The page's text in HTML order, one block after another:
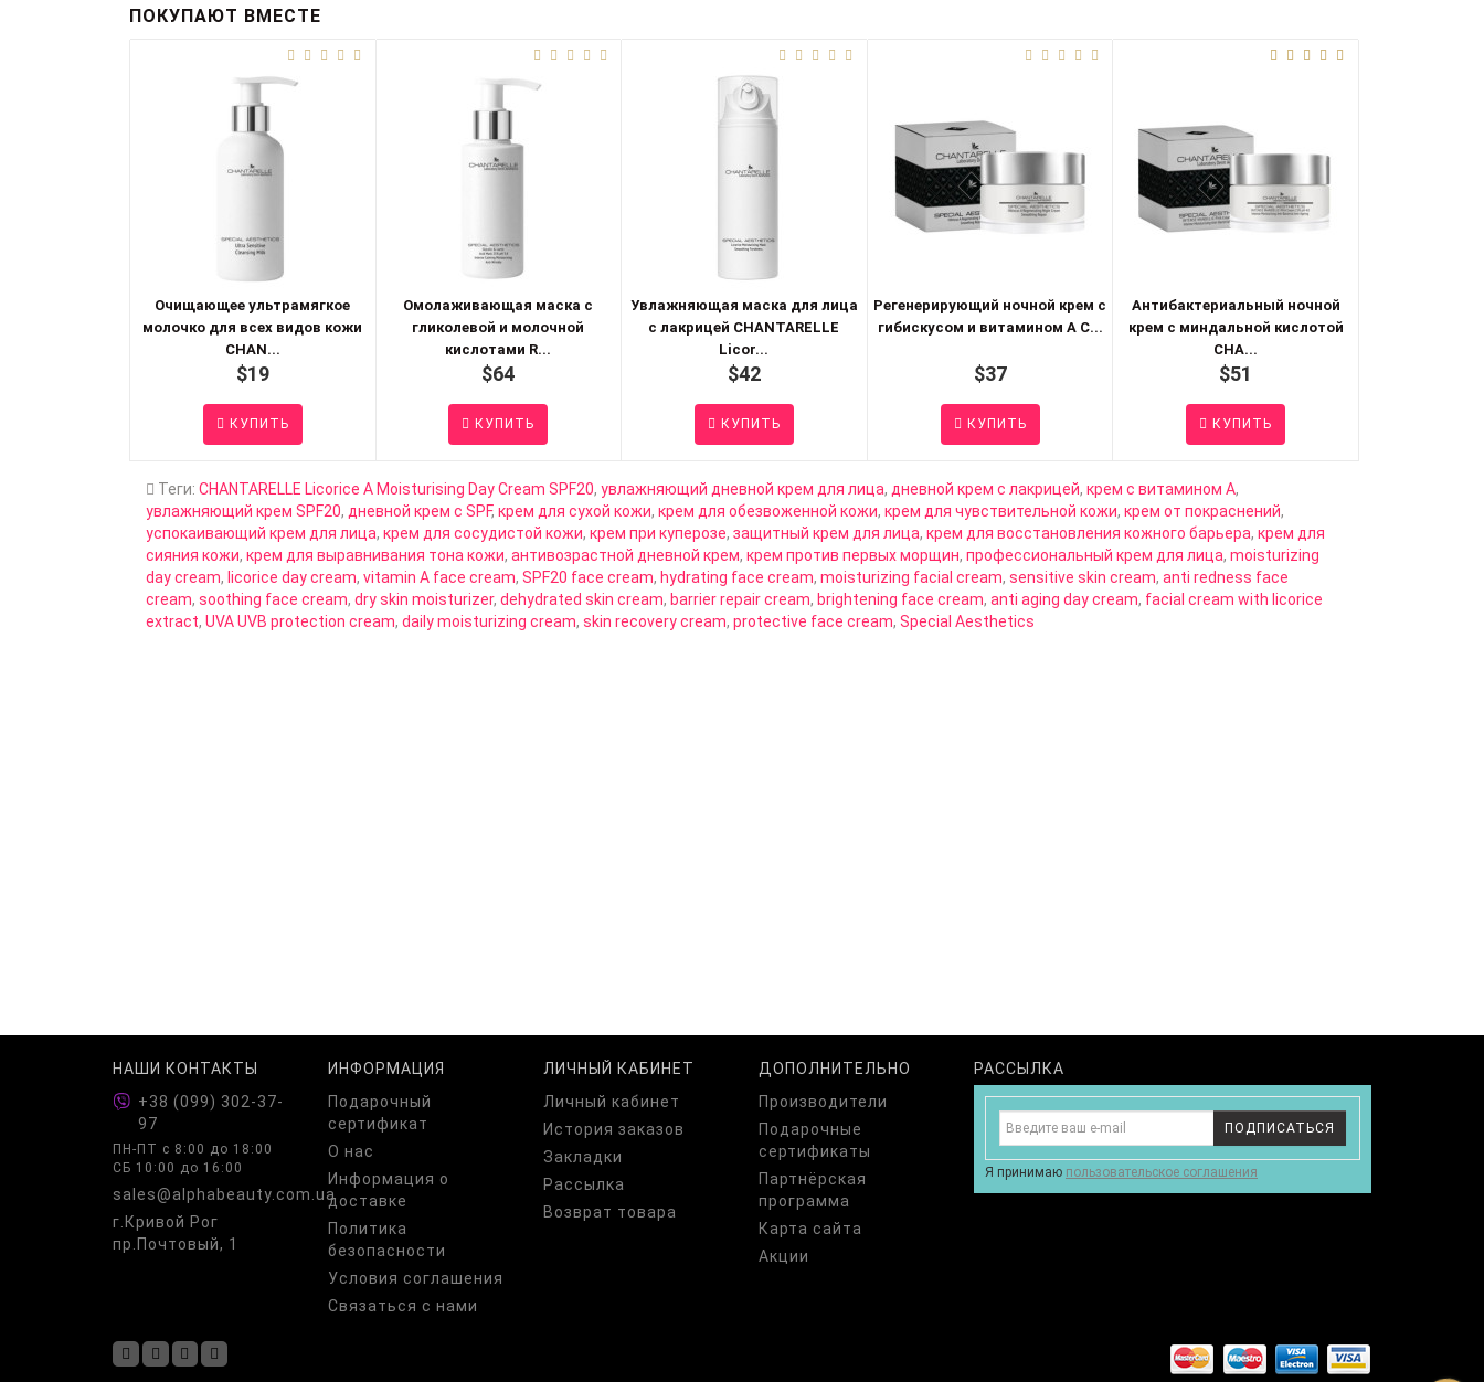
ПОКУПАЮТ ВМЕСТЕ
Очищающее ультрамягкое
молочко для всех видов кожи
CHAN...
$19
КУПИТЬ
Омолаживающая маска с
гликолевой и молочной
кислотами R...
$64
КУПИТЬ
Увлажняющая маска для лица
с лакрицей CHANTARELLE
Licor...
$42
КУПИТЬ
Регенерирующий ночной крем с
гибискусом и витамином А C...
$37
КУПИТЬ
Антибактериальный ночной
крем с миндальной кислотой
CHA...
$51
КУПИТЬ
Теги: CHANTARELLE Licorice A Moisturising Day Cream SPF20, увлажняющий дневной крем для лица, дневной крем с лакрицей, крем с витамином А,
увлажняющий крем SPF20, дневной крем с SPF, крем для сухой кожи, крем для обезвоженной кожи, крем для чувствительной кожи, крем от покраснений,
успокаивающий крем для лица, крем для сосудистой кожи, крем при куперозе, защитный крем для лица, крем для восстановления кожного барьера, крем для
сияния кожи, крем для выравнивания тона кожи, антивозрастной дневной крем, крем против первых морщин, профессиональный крем для лица, moisturizing
day cream, licorice day cream, vitamin A face cream, SPF20 face cream, hydrating face cream, moisturizing facial cream, sensitive skin cream, anti redness face
cream, soothing face cream, dry skin moisturizer, dehydrated skin cream, barrier repair cream, brightening face cream, anti aging day cream, facial cream with licorice
extract, UVA UVB protection cream, daily moisturizing cream, skin recovery cream, protective face cream, Special Aesthetics
НАШИ КОНТАКТЫ
+38 (099) 302-37-
97
ПН-ПТ c 8:00 до 18:00
СБ 10:00 до 16:00
sales@alphabeauty.com.ua
г.Кривой Рог
пр.Почтовый, 1
ИНФОРМАЦИЯ
Подарочный
сертификат
О нас
Информация о
доставке
Политика
безопасности
Условия соглашения
Связаться с нами
ЛИЧНЫЙ КАБИНЕТ
Личный кабинет
История заказов
Закладки
Рассылка
Возврат товара
ДОПОЛНИТЕЛЬНО
Производители
Подарочные
сертификаты
Партнёрская
программа
Карта сайта
Акции
РАССЫЛКА
ПОДПИСАТЬСЯ
Я принимаю пользовательское соглашения